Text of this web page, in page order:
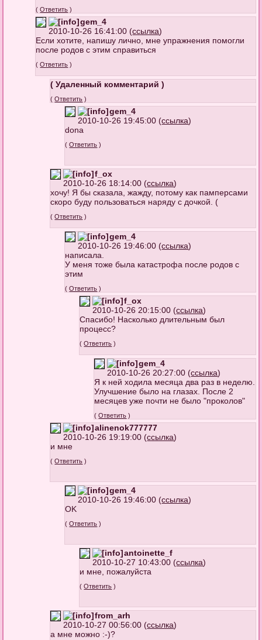
(Ответить )
gem_4
2010-10-26 16:41:00 (ссылка)
Если хотите, напишу лично, мне упражнения помогли
после родов с этим справиться
(Ответить )
( Удаленный комментарий )
(Ответить )
gem_4
2010-10-26 19:45:00 (ссылка)
dona
(Ответить )
f_ox
2010-10-26 18:14:00 (ссылка)
хочу! Я бы сказала, жажду, потому как памперсами
скоро буду пользоваться наряду с дочкой. (
(Ответить )
gem_4
2010-10-26 19:46:00 (ссылка)
написала.
У меня тоже была катастрофа после родов с
этим
(Ответить )
f_ox
2010-10-26 20:15:00 (ссылка)
Спасибо! Насколько длительным был
процесс?
(Ответить )
gem_4
2010-10-26 20:27:00 (ссылка)
Я к ней ходила месяца два раз в неделю.
Улучшение было на глазах. После 2
месяцев уже почти не было "проколов"
(Ответить )
alinenok777777
2010-10-26 19:19:00 (ссылка)
и мне
(Ответить )
gem_4
2010-10-26 19:46:00 (ссылка)
OK
(Ответить )
antoinette_f
2010-10-27 10:43:00 (ссылка)
и мне, пожалуйста
(Ответить )
from_arh
2010-10-27 00:56:00 (ссылка)
а мне можно :-)?